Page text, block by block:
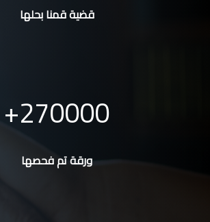
قضية قمنا بحلها
270000
ورقة تم فحصها